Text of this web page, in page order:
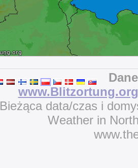
www.Blitzortung.org
Bieżąca data/czas i
Weather in